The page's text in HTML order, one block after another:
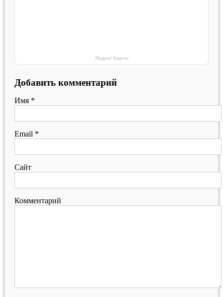
Яндекс Карты
Добавить комментарий
Имя *
Email *
Сайт
Комментарий